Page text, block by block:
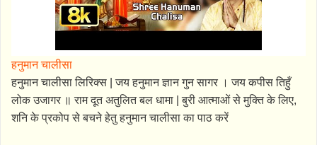
हनुमान चालीसा
हनुमान चालीसा लिरिक्स | जय हनुमान ज्ञान गुन सागर । जय कपीस तिहुँ
लोक उजागर ॥ राम दूत अतुलित बल धामा | बुरी आत्माओं से मुक्ति के लिए,
शनि के प्रकोप से बचने हेतु हनुमान चालीसा का पाठ करें